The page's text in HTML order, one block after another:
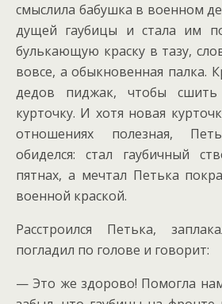
смыслила бабушка в военном
дущей гаубицы и стала им
булькающую краску в тазу,
вовсе, а обыкновенная палка.
дедов пиджак, чтобы
курточку. И хотя новая
отношениях полезная,
обиделся: стал гаубич­ный
пятнах, а мечтал Петька
военной краской.
Расстроился Петька,
погладил по голове и говорит:
— Это же здорово! Помогла